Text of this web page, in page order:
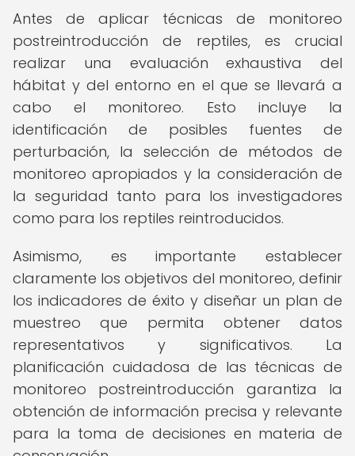
Antes de aplicar técnicas de monitoreo
postreintroducción de reptiles, es crucial
realizar una evaluación exhaustiva del
hábitat y del entorno en el que se llevará a
cabo el monitoreo. Esto incluye la
identificación de posibles fuentes de
perturbación, la selección de métodos de
monitoreo apropiados y la consideración de
la seguridad tanto para los investigadores
como para los reptiles reintroducidos.
Asimismo, es importante establecer
claramente los objetivos del monitoreo, definir
los indicadores de éxito y diseñar un plan de
muestreo que permita obtener datos
representativos y significativos. La
planificación cuidadosa de las técnicas de
monitoreo postreintroducción garantiza la
obtención de información precisa y relevante
para la toma de decisiones en materia de